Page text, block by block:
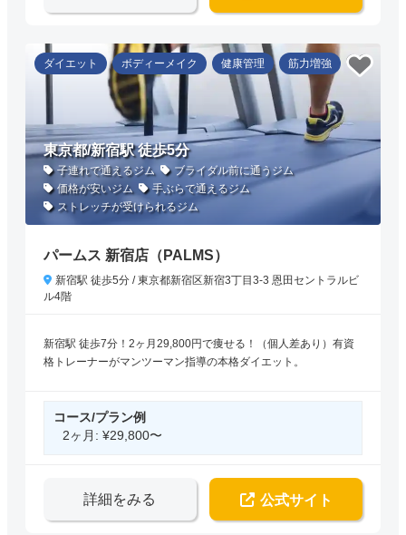
ダイエット ボディーメイク 健康管理 筋力増強
東京都/新宿駅 徒歩5分
子連れで通えるジム
ブライダル前に通うジム
価格が安いジム
手ぶらで通えるジム
ストレッチが受けられるジム
パームス 新宿店（PALMS）
新宿駅 徒歩5分 / 東京都新宿区新宿3丁目3-3 恩田セントラルビ
ル4階
新宿駅 徒歩7分！2ヶ月29,800円で痩せる！（個人差あり）有資
格トレーナーがマンツーマン指導の本格ダイエット。
コース/プラン例
2ヶ月: ¥29,800〜
詳細をみる 公式サイト